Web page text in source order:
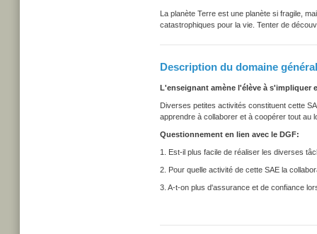
La planète Terre est une planète si fragile,
catastrophiques pour la vie. Tenter de
Description du domaine
L'enseignant amène l'élève à s'impliquer
Diverses petites activités constituent cette
apprendre à collaborer et à coopérer tout au
Questionnement en lien avec le DGF:
1. Est-il plus facile de réaliser les diverses
2. Pour quelle activité de cette SAE la
3. A-t-on plus d'assurance et de confiance